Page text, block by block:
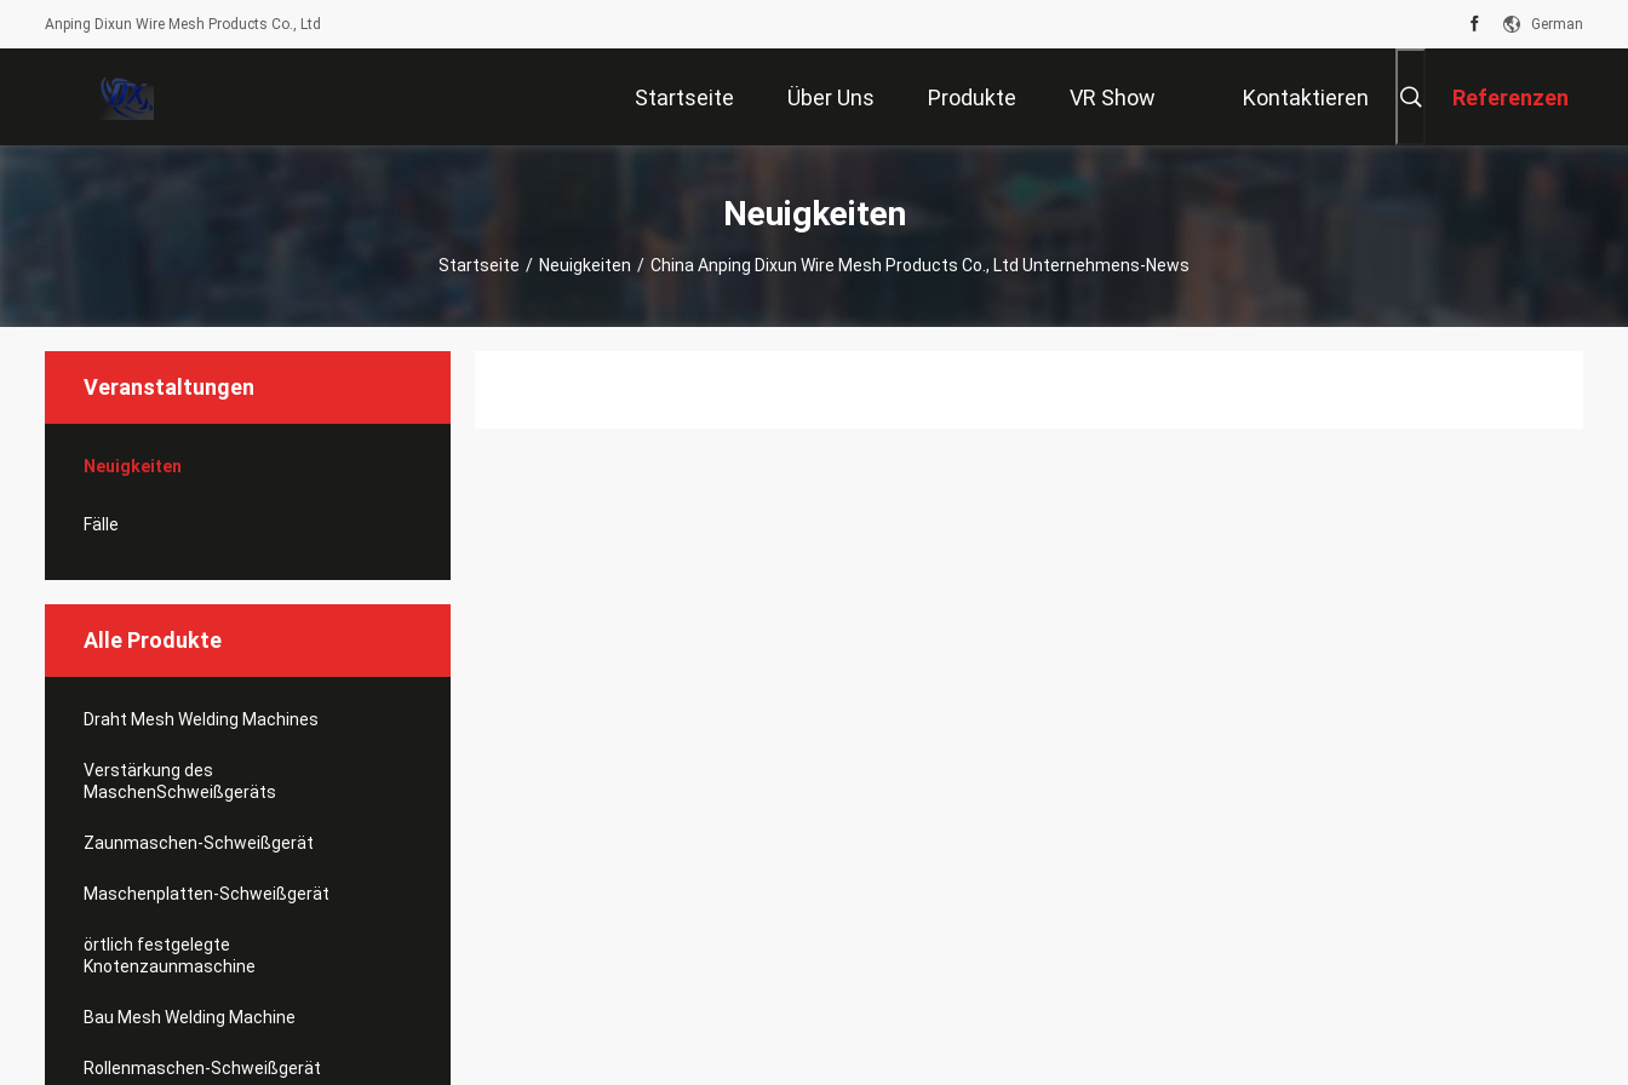
Anping Dixun Wire Mesh Products Co., Ltd German
Startseite Über Uns Produkte VR Show Kontaktieren Referenzen
Neuigkeiten
Startseite / Neuigkeiten / China Anping Dixun Wire Mesh Products Co., Ltd Unternehmens-News
Veranstaltungen
Neuigkeiten
Fälle
Alle Produkte
Draht Mesh Welding Machines
Verstärkung des
MaschenSchweißgeräts
Zaunmaschen-Schweißgerät
Maschenplatten-Schweißgerät
örtlich festgelegte
Knotenzaunmaschine
Bau Mesh Welding Machine
Rollenmaschen-Schweißgerät